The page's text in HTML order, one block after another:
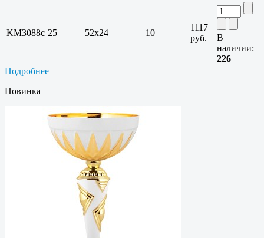
KM3088c 25 52х24 10
1117
руб.
В
наличии:
226
Подробнее
Новинка